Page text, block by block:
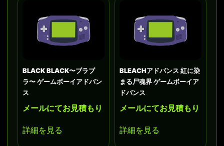
BLACK BLACK〜ブラブ
ラ〜 ゲームボーイアドバン
ス
メールにてお見積もり
詳細を見る
BLEACHアドバンス 紅に染
まる尸魂界 ゲームボーイア
ドバンス
メールにてお見積もり
詳細を見る